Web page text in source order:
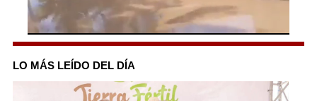
0
of
33
seconds
LO MÁS LEÍDO DEL DÍA